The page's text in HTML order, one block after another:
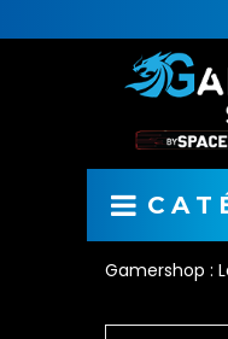
Gamershop :